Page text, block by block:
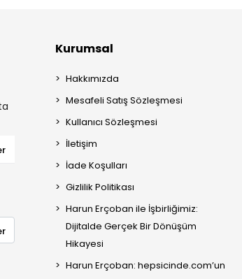
Kurumsal
Hakkımızda
Mesafeli Satış Sözleşmesi
Kullanıcı Sözleşmesi
İletişim
İade Koşulları
Gizlilik Politikası
Harun Erçoban ile İşbirliğimiz:
Dijitalde Gerçek Bir Dönüşüm
Hikayesi
Harun Erçoban: hepsicinde.com’un